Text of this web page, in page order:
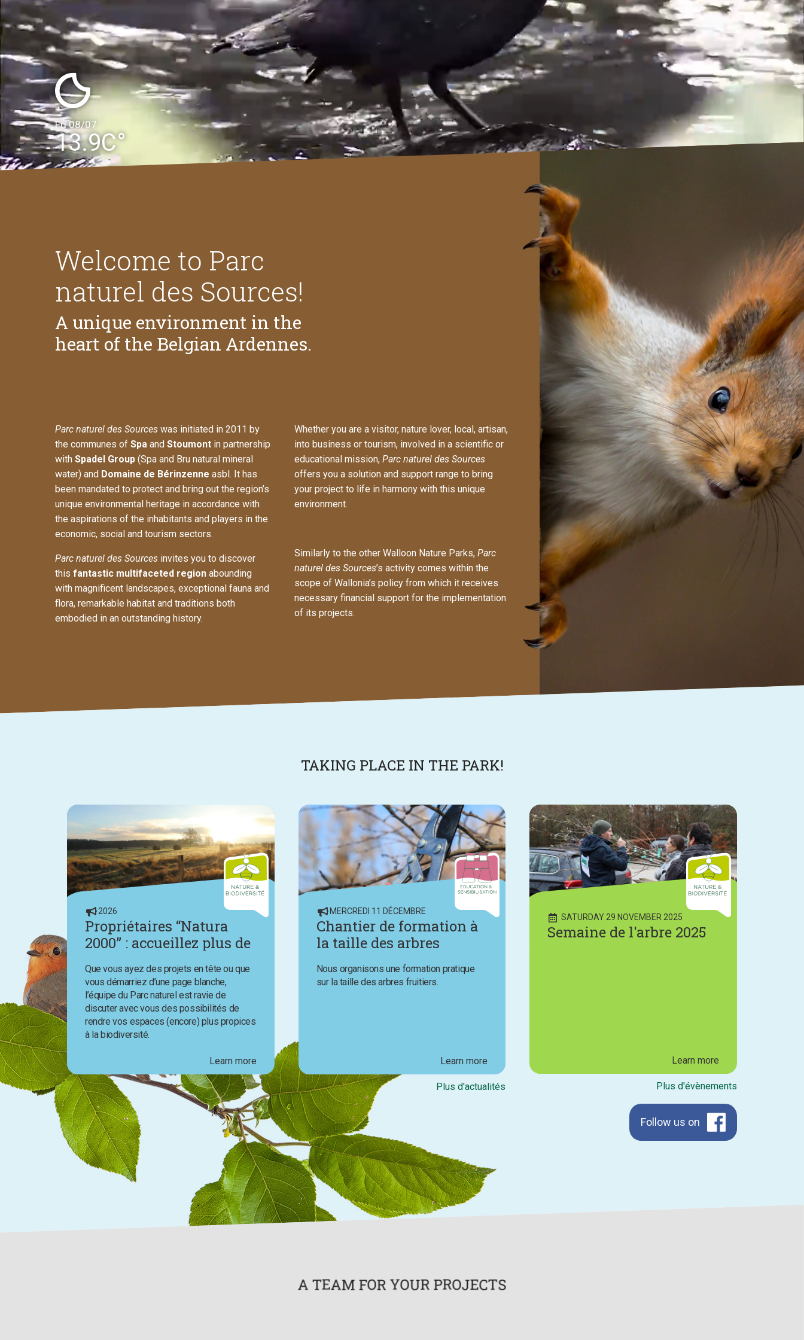
Fri 08/07
13.9C°
Welcome to Parc
naturel des Sources!
A unique environment in the
heart of the Belgian Ardennes.
Parc naturel des Sources was initiated in 2011 by
the communes of Spa and Stoumont in partnership
with Spadel Group (Spa and Bru natural mineral
water) and Domaine de Bérinzenne asbl. It has
been mandated to protect and bring out the region’s
unique environmental heritage in accordance with
the aspirations of the inhabitants and players in the
economic, social and tourism sectors.
Parc naturel des Sources invites you to discover
this fantastic multifaceted region abounding
with magnificent landscapes, exceptional fauna and
flora, remarkable habitat and traditions both
embodied in an outstanding history.
Whether you are a visitor, nature lover, local, artisan,
into business or tourism, involved in a scientific or
educational mission, Parc naturel des Sources
offers you a solution and support range to bring
your project to life in harmony with this unique
environment.
Similarly to the other Walloon Nature Parks, Parc
naturel des Sources’s activity comes within the
scope of Wallonia’s policy from which it receives
necessary financial support for the implementation
of its projects.
TAKING PLACE IN THE PARK!
SATURDAY 29 NOVEMBER 2025
Semaine de l'arbre 2025
Learn more
Plus d'évènements
2026
Propriétaires “Natura
2000” : accueillez plus de
l’aide du Parc naturel
Que vous ayez des projets en tête ou que
vous démarriez d’une page blanche,
l’équipe du Parc naturel est ravie de
discuter avec vous des possibilités de
rendre vos espaces (encore) plus propices
à la biodiversité.
Learn more
MERCREDI 11 DÉCEMBRE
Chantier de formation à
la taille des arbres
Nous organisons une formation pratique
sur la taille des arbres fruitiers.
Learn more
Plus d'actualités
Follow us on
Facebook
A TEAM FOR YOUR PROJECTS